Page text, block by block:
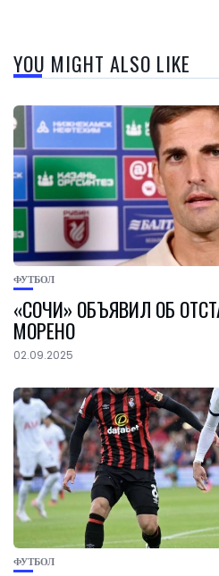
YOU MIGHT ALSO LIKE
ФУТБОЛ
«СОЧИ» ОБЪЯВИЛ ОБ
МОРЕНО
02.09.2025
ФУТБОЛ